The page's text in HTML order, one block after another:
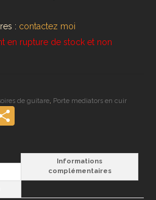
: contactez moi
en rupture de stock et non
de guitare Porte mediators en cuir
Informations
complémentaires